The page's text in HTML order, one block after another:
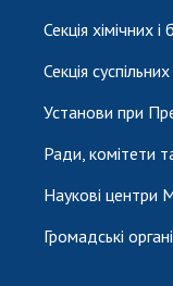
Секція хімічних і
Секція
Установи при
Ради, комітети
Наукові центри
Громадські